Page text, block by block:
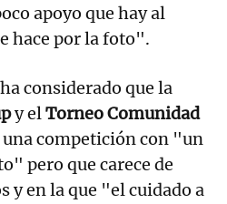
apoyo que hay al
hace por la foto".
considerado que la
y elTorneo Comunidad
competición con "un
pero que carece de
y en la que "el cuidado a